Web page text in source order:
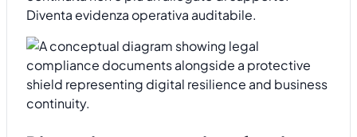
Diventa evidenza operativa auditabile.